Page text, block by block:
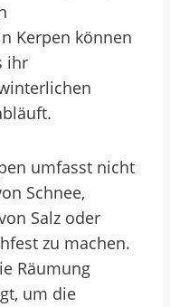
Kerpen können
ihr
umfasst nicht
Schnee,
Salz oder
zu machen.
Räumung
um die